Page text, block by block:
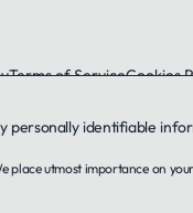
Terms of ServiceCookies
personally identifiable
place utmost importance on